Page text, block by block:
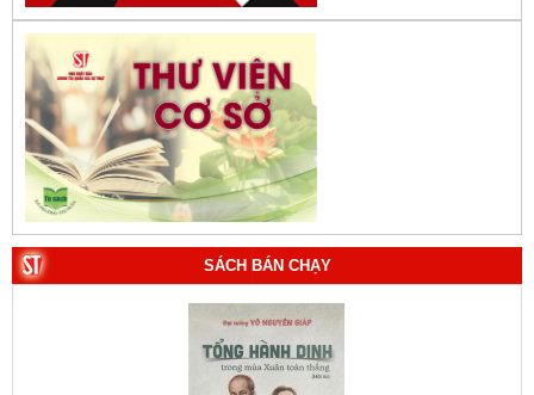
SÁCH BÁN CHẠY